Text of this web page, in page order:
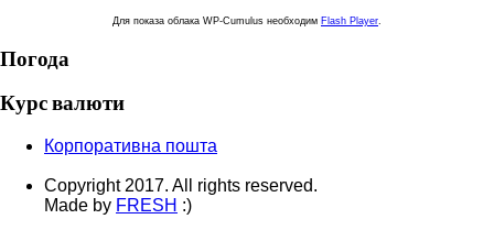
Для показа облака WP-Cumulus необходим Flash Player
Погода
Курс валюти
Корпоративна пошта
Copyright 2017. All rights reserved.
Made by FRESH :)